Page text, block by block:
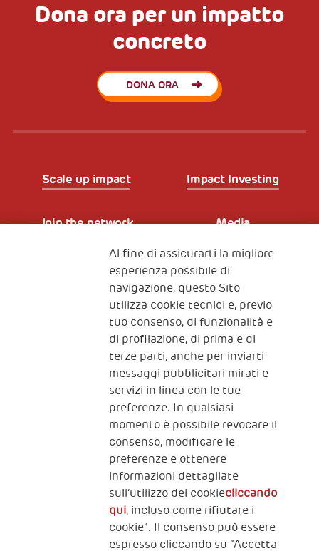
Dona ora per un impatto
concreto
DONA ORA
Scale up impact Impact Investing
Join the network Media
Iscriviti alla newsletter
Fondazione
The Human Safety Net
CONTATTACI
2, Piazza Duca degli Abruzzi 34132
Trieste Italy
Fiscal code (Italy) 90017740326
VAT code 01372940328
Al fine di assicurarti la migliore
esperienza possibile di
navigazione, questo Sito
utilizza cookie tecnici e, previo
tuo consenso, di funzionalità e
di profilazione, di prima e di
terze parti, anche per inviarti
messaggi pubblicitari mirati e
servizi in linea con le tue
preferenze. In qualsiasi
momento è possibile revocare il
consenso, modificare le
preferenze e ottenere
informazioni dettagliate
sull’utilizzo dei cookiecliccando
qui, incluso come rifiutare i
cookie". Il consenso può essere
espresso cliccando su “Accetta